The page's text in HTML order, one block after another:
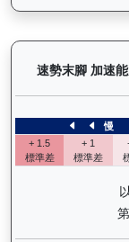
速勢末腳 加速
慢
+ 1.5
標準差
+ 1
標準差